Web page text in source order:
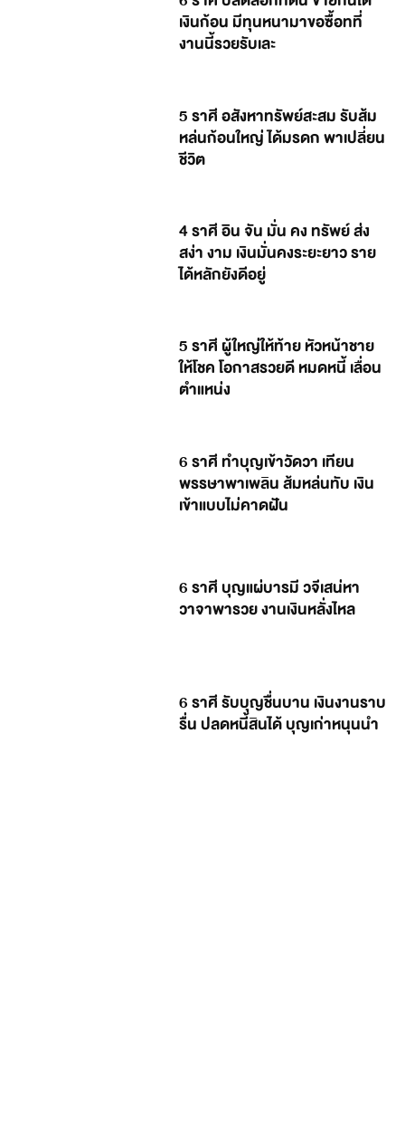
เงินก้อน มีทุนหนามาขอซื้อทที่
งานนี้รวยรับเละ
5 ราศี อสังหาทรัพย์สะสม รับส้ม
หล่นก้อนใหญ่ ได้มรดก พาเปลี่ยน
ชีวิต
4 ราศี อิน จัน มั่น คง ทรัพย์ ส่ง
สง่า งาม เงินมั่นคงระยะยาว ราย
ได้หลักยังดีอยู่
5 ราศี ผู้ใหญ่ให้ท้าย หัวหน้าชาย
ให้โชค โอกาสรวยดี หมดหนี้ เลื่อน
ตำแหน่ง
6 ราศี ทำบุญเข้าวัดวา เทียน
พรรษาพาเพลิน ส้มหล่นทับ เงิน
เข้าแบบไม่คาดฝัน
6 ราศี บุญแผ่บารมี วจีเสน่หา
วาจาพารวย งานเงินหลั่งไหล
6 ราศี รับบุญชื่นบาน เงินงานราบ
รื่น ปลดหนี้สินได้ บุญเก่าหนุนนำ